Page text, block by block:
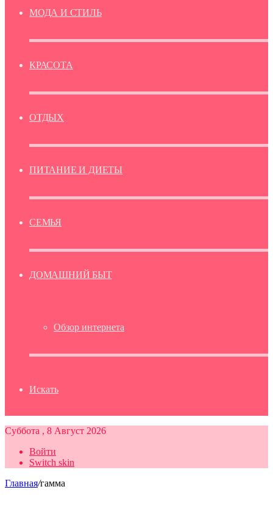
МОДА И СТИЛЬ
КРАСОТА
ОТДЫХ
ПИТАНИЕ И ДИЕТЫ
СЕМЬЯ
ДОМАШНИЙ БЫТ
Обзор интернета
Искать
Суббота , 8 Август 2026
Войти
Switch skin
Главная/гамма